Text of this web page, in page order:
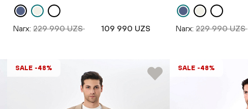
Narx: 229 990 UZS 109 990 UZS Narx: 229 990 UZS
SALE -48% SALE -48%